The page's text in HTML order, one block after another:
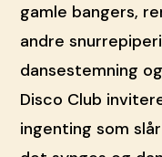
gamle bangers,
andre
dansestemning
Disco Club
ingenting som